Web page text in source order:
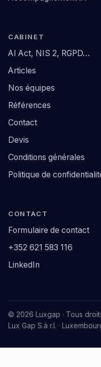
CABINET
AI Act, NIS 2, RGPD…
Articles
Nos équipes
Références
Contact
Devis
Conditions générales
Politique de
CONTACT
Formulaire de contact
+352 621 583 116
LinkedIn
© 2026 Luxgap · Tous
Lux Gap S.à r.l. ·